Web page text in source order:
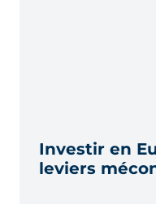
Investir en
leviers